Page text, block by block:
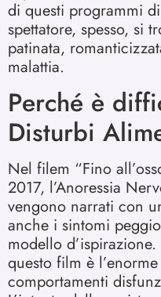
di questi programmi
spettatore, spesso, si
patinata,
malattia.
Perché è
Disturbi
Nel filem “Fino
2017, l’Anoressia
vengono narrati con
anche i sintomi
modello
questo film è
comportamenti